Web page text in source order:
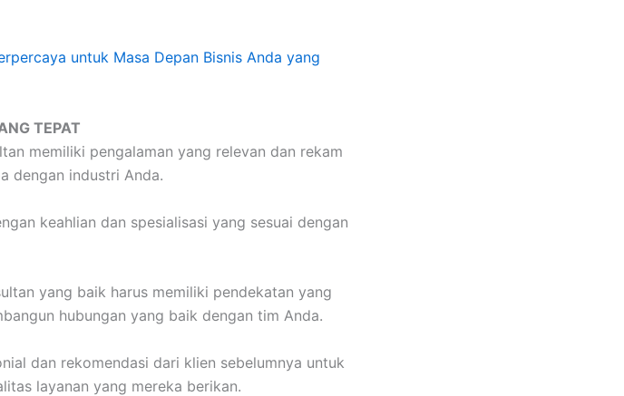
untuk Masa Depan Bisnis Anda yang
TEPAT
memiliki pengalaman yang relevan dan rekam
dengan industri Anda.
keahlian dan spesialisasi yang sesuai dengan
yang baik harus memiliki pendekatan yang
hubungan yang baik dengan tim Anda.
dan rekomendasi dari klien sebelumnya untuk
layanan yang mereka berikan.